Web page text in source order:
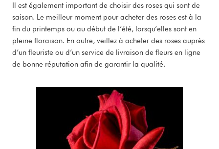
Il est également important de choisir des roses qui sont de
saison. Le meilleur moment pour acheter des roses est à la
fin du printemps ou au début de l’été, lorsqu’elles sont en
pleine floraison. En outre, veillez à acheter des roses auprès
d’un fleuriste ou d’un service de livraison de fleurs en ligne
de bonne réputation afin de garantir la qualité.